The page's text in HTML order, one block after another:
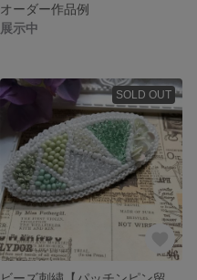
オーダー作品例
展示中
SOLD OUT